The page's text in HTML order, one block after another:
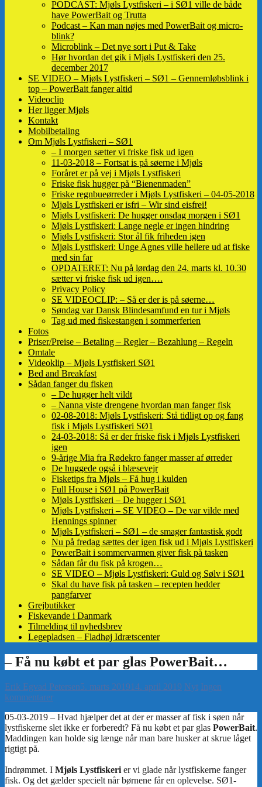
PODCAST: Mjøls Lystfiskeri – i SØ1 ville de både
have PowerBait og Trutta
Podcast – Kan man nøjes med PowerBait og micro-
blink?
Microblink – Det nye sort i Put & Take
Hør hvordan det gik i Mjøls Lystfiskeri den 25.
december 2017
SE VIDEO – Mjøls Lystfiskeri – SØ1 – Gennemløbsblink i
top – PowerBait fanger altid
Videoclip
Her ligger Mjøls
Kontakt
Mobilbetaling
Om Mjøls Lystfiskeri – SØ1
– I morgen sætter vi friske fisk ud igen
11-03-2018 – Fortsat is på søerne i Mjøls
Foråret er på vej i Mjøls Lystfiskeri
Friske fisk hugger på “Bienenmaden”
Friske regnbueørreder i Mjøls Lystfiskeri – 04-05-2018
Mjøls Lystfiskeri er isfri – Wir sind eisfrei!
Mjøls Lystfiskeri: De hugger onsdag morgen i SØ1
Mjøls Lystfiskeri: Lange negle er ingen hindring
Mjøls Lystfiskeri: Stor ål fik friheden igen
Mjøls Lystfiskeri: Unge Agnes ville hellere ud at fiske
med sin far
OPDATERET: Nu på lørdag den 24. marts kl. 10.30
sætter vi friske fisk ud igen….
Privacy Policy
SE VIDEOCLIP: – Så er der is på søerne…
Søndag var Dansk Blindesamfund en tur i Mjøls
Tag ud med fiskestangen i sommerferien
Fotos
Priser/Preise – Betaling – Regler – Bezahlung – Regeln
Omtale
Videoklip – Mjøls Lystfiskeri SØ1
Bed and Breakfast
Sådan fanger du fisken
– De hugger helt vildt
– Nanna viste drengene hvordan man fanger fisk
02-08-2018: Mjøls Lystfiskeri: Stå tidligt op og fang
fisk i Mjøls Lystfiskeri SØ1
24-03-2018: Så er der friske fisk i Mjøls Lystfiskeri
igen
9-årige Mia fra Rødekro fanger masser af ørreder
De huggede også i blæsevejr
Fisketips fra Mjøls – Få hug i kulden
Full House i SØ1 på PowerBait
Mjøls Lystfiskeri – De hugger i SØ1
Mjøls Lystfiskeri – SE VIDEO – De var vilde med
Hennings spinner
Mjøls Lystfiskeri – SØ1 – de smager fantastisk godt
Nu på fredag sættes der igen fisk ud i Mjøls Lystfiskeri
PowerBait i sommervarmen giver fisk på tasken
Sådan får du fisk på krogen…
SE VIDEO – Mjøls Lystfiskeri: Guld og Sølv i SØ1
Skal du have fisk på tasken – recepten hedder
pangfarver
Grejbutikker
Fiskevande i Danmark
Tilmelding til nyhedsbrev
Legepladsen – Fladhøj Idrætscenter
Erik Egvad Petersen5. marts 201914. april 2019 Nyt Ingen
kommentarer
PowerBait
Mjøls Lystfiskeri